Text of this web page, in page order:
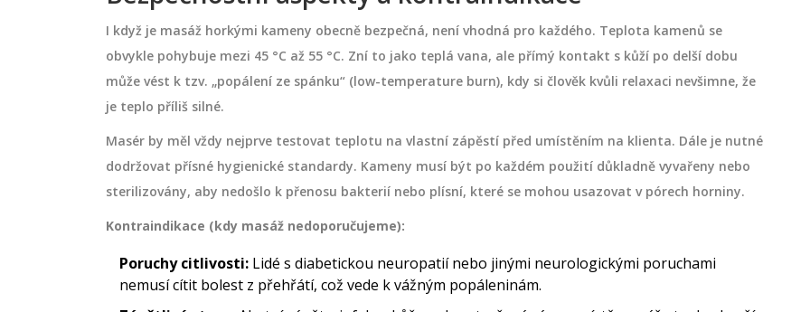
I když je masáž horkými kameny obecně bezpečná, není vhodná pro každého. Teplota kamenů se
obvykle pohybuje mezi 45 °C až 55 °C. Zní to jako teplá vana, ale přímý kontakt s kůží po delší dobu
může vést k tzv. „popálení ze spánku“ (low-temperature burn), kdy si člověk kvůli relaxaci nevšimne, že
je teplo příliš silné.
Masér by měl vždy nejprve testovat teplotu na vlastní zápěstí před umístěním na klienta. Dále je nutné
dodržovat přísné hygienické standardy. Kameny musí být po každém použití důkladně vyvařeny nebo
sterilizovány, aby nedošlo k přenosu bakterií nebo plísní, které se mohou usazovat v pórech horniny.
Kontraindikace (kdy masáž nedoporučujeme):
Poruchy citlivosti: Lidé s diabetickou neuropatií nebo jinými neurologickými poruchami
nemusí cítit bolest z přehřátí, což vede k vážným popáleninám.